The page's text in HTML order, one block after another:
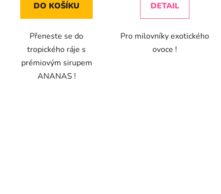
DO KOŠÍKU
Přeneste se do
tropického ráje s
prémiovým sirupem
ANANAS !
DETAIL
Pro milovníky exotického
ovoce !